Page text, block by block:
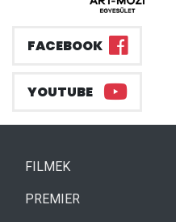
FACEBOOK
YOUTUBE
FILMEK(CURRENT)
PREMIER